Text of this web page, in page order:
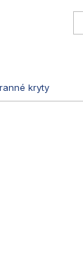
kryty